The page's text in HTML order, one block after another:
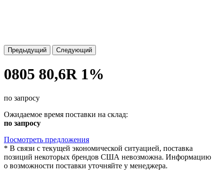
Предыдущий Следующий
0805 80,6R 1%
по запросу
Ожидаемое время поставки на склад:
по запросу
Посмотреть предложения
* В связи с текущей экономической ситуацией, поставка
позиций некоторых брендов США невозможна. Информацию
о возможности поставки уточняйте у менеджера.